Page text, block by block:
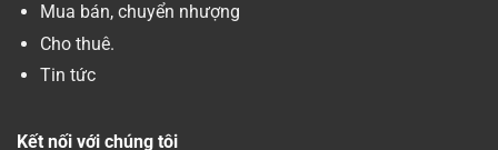
Mua bán, chuyển nhượng
Cho thuê.
Tin tức
Kết nối với chúng tôi